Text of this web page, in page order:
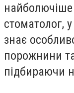
стоматолог,
знає
порожнини
підбираючи